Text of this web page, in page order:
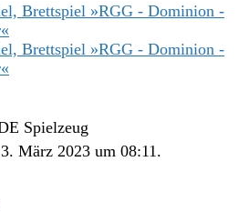
Brettspiel »RGG - Dominion -
Brettspiel »RGG - Dominion -
Spielzeug
März 2023 um 08:11.